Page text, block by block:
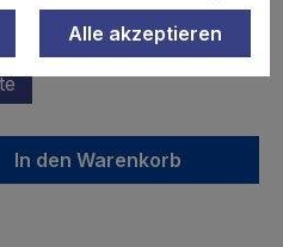
den
In den Warenkorb
Alle akzeptieren